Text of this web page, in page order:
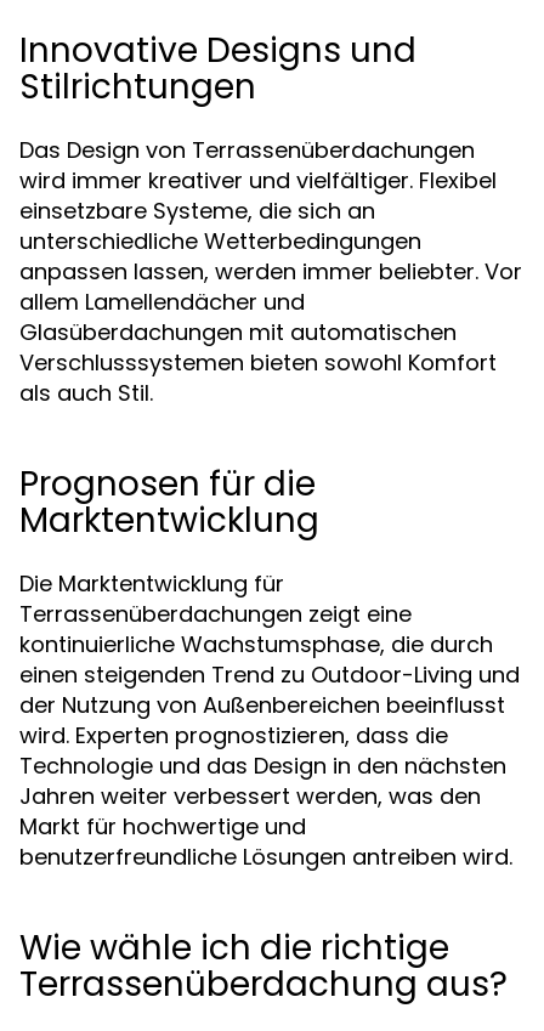
Innovative Designs und
Stilrichtungen
Das Design von Terrassenüberdachungen
wird immer kreativer und vielfältiger. Flexibel
einsetzbare Systeme, die sich an
unterschiedliche Wetterbedingungen
anpassen lassen, werden immer beliebter. Vor
allem Lamellendächer und
Glasüberdachungen mit automatischen
Verschlusssystemen bieten sowohl Komfort
als auch Stil.
Prognosen für die
Marktentwicklung
Die Marktentwicklung für
Terrassenüberdachungen zeigt eine
kontinuierliche Wachstumsphase, die durch
einen steigenden Trend zu Outdoor-Living und
der Nutzung von Außenbereichen beeinflusst
wird. Experten prognostizieren, dass die
Technologie und das Design in den nächsten
Jahren weiter verbessert werden, was den
Markt für hochwertige und
benutzerfreundliche Lösungen antreiben wird.
Wie wähle ich die richtige
Terrassenüberdachung aus?